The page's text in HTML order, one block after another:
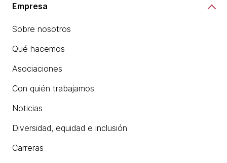
Empresa
Sobre nosotros
Qué hacemos
Asociaciones
Con quién trabajamos
Noticias
Diversidad, equidad e inclusión
Carreras